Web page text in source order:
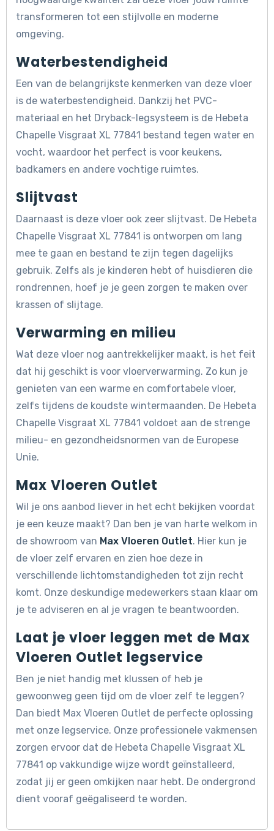
transformeren tot een stijlvolle en moderne
omgeving.
Waterbestendigheid
Een van de belangrijkste kenmerken van deze vloer
is de waterbestendigheid. Dankzij het PVC-
materiaal en het Dryback-legsysteem is de Hebeta
Chapelle Visgraat XL 77841 bestand tegen water en
vocht, waardoor het perfect is voor keukens,
badkamers en andere vochtige ruimtes.
Slijtvast
Daarnaast is deze vloer ook zeer slijtvast. De Hebeta
Chapelle Visgraat XL 77841 is ontworpen om lang
mee te gaan en bestand te zijn tegen dagelijks
gebruik. Zelfs als je kinderen hebt of huisdieren die
rondrennen, hoef je je geen zorgen te maken over
krassen of slijtage.
Verwarming en milieu
Wat deze vloer nog aantrekkelijker maakt, is het feit
dat hij geschikt is voor vloerverwarming. Zo kun je
genieten van een warme en comfortabele vloer,
zelfs tijdens de koudste wintermaanden. De Hebeta
Chapelle Visgraat XL 77841 voldoet aan de strenge
milieu- en gezondheidsnormen van de Europese
Unie.
Max Vloeren Outlet
Wil je ons aanbod liever in het echt bekijken voordat
je een keuze maakt? Dan ben je van harte welkom in
de showroom van Max Vloeren Outlet. Hier kun je
de vloer zelf ervaren en zien hoe deze in
verschillende lichtomstandigheden tot zijn recht
komt. Onze deskundige medewerkers staan klaar om
je te adviseren en al je vragen te beantwoorden.
Laat je vloer leggen met de Max
Vloeren Outlet legservice
Ben je niet handig met klussen of heb je
gewoonweg geen tijd om de vloer zelf te leggen?
Dan biedt Max Vloeren Outlet de perfecte oplossing
met onze legservice. Onze professionele vakmensen
zorgen ervoor dat de Hebeta Chapelle Visgraat XL
77841 op vakkundige wijze wordt geïnstalleerd,
zodat jij er geen omkijken naar hebt. De ondergrond
dient vooraf geëgaliseerd te worden.